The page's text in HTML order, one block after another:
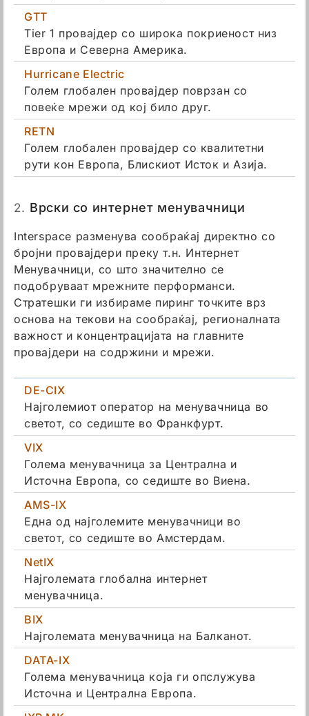
GTT
Tier 1 провајдер со широка покриеност низ
Европа и Северна Америка.
Hurricane Electric
Голем глобален провајдер поврзан со
повеќе мрежи од кој било друг.
RETN
Голем глобален провајдер со квалитетни
рути кон Европа, Блискиот Исток и Азија.
2. Врски со интернет менувачници
Interspace разменува сообраќај директно со
бројни провајдери преку т.н. Интернет
Менувачници, со што значително се
подобруваат мрежните перформанси.
Стратешки ги избираме пиринг точките врз
основа на текови на сообраќај, регионалната
важност и концентрацијата на главните
провајдери на содржини и мрежи.
DE-CIX
Најголемиот оператор на менувачница во
светот, со седиште во Франкфурт.
VIX
Голема менувачница за Централна и
Источна Европа, со седиште во Виена.
AMS-IX
Една од најголемите менувачници во
светот, со седиште во Амстердам.
NetIX
Најголемата глобална интернет
менувачница.
BIX
Најголемата менувачница на Балканот.
DATA-IX
Голема менувачница која ги опслужува
Источна и Централна Европа.